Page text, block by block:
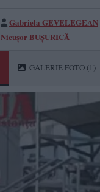
Gabriela GEVELEGEAN
Nicușor BUȘURICĂ
GALERIE FOTO (1)